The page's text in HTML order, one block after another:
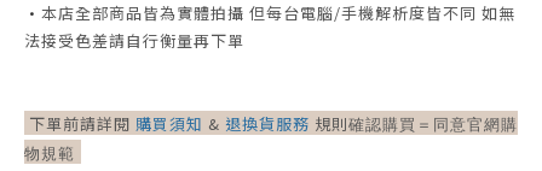
• 本店全部商品皆為實體拍攝 但每台電腦/手機解析度皆不同 如無
法接受色差請自行衡量再下單
下單前請詳閱 購買須知 & 退換貨服務 規則確認購買＝ 同意官網購
物規範